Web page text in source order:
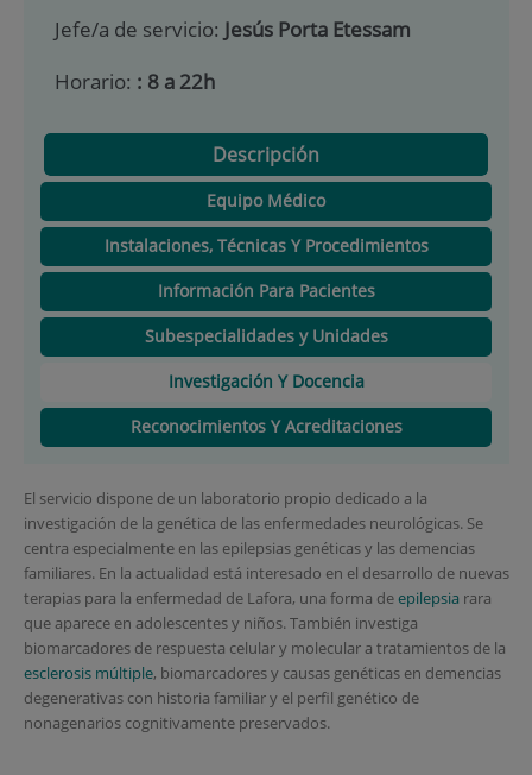
Jefe/a de servicio: Jesús Porta Etessam
Horario: : 8 a 22h
Descripción
Equipo Médico
Instalaciones, Técnicas Y Procedimientos
Información Para Pacientes
Subespecialidades y Unidades
Investigación Y Docencia
Reconocimientos Y Acreditaciones
El servicio dispone de un laboratorio propio dedicado a la
investigación de la genética de las enfermedades neurológicas. Se
centra especialmente en las epilepsias genéticas y las demencias
familiares. En la actualidad está interesado en el desarrollo de nuevas
terapias para la enfermedad de Lafora, una forma deepilepsia rara
que aparece en adolescentes y niños. También investiga
biomarcadores de respuesta celular y molecular a tratamientos de la
esclerosis múltiple, biomarcadores y causas genéticas en demencias
degenerativas con historia familiar y el perfil genético de
nonagenarios cognitivamente preservados.